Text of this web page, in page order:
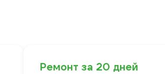
Ремонт за 20 дней